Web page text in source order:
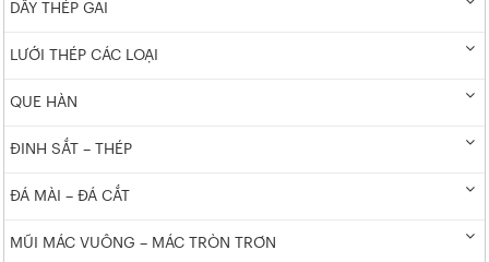
DÂY THÉP GAI
LƯỚI THÉP CÁC LOẠI
QUE HÀN
ĐINH SẮT – THÉP
ĐÁ MÀI – ĐÁ CẮT
MŨI MÁC VUÔNG – MÁC TRÒN TRƠN